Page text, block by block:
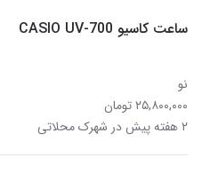
ساعت کاسیو CASIO UV-700
نو
۲۵,۸۰۰,۰۰۰ تومان
۲ هفته پیش در شهرک محلاتی